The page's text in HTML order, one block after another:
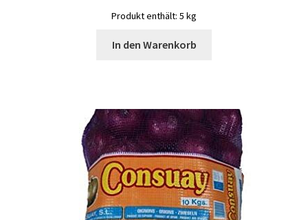
Produkt enthält: 5 kg
In den Warenkorb